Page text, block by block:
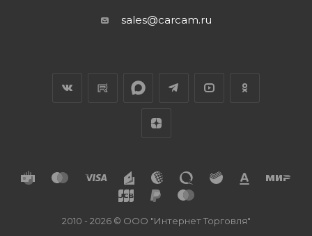
sales@carcam.ru
2010 - 2026 © ООО "Интернет Торговля"